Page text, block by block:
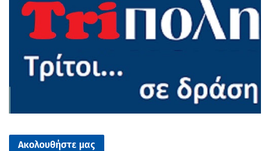
Ακολουθήστε μας